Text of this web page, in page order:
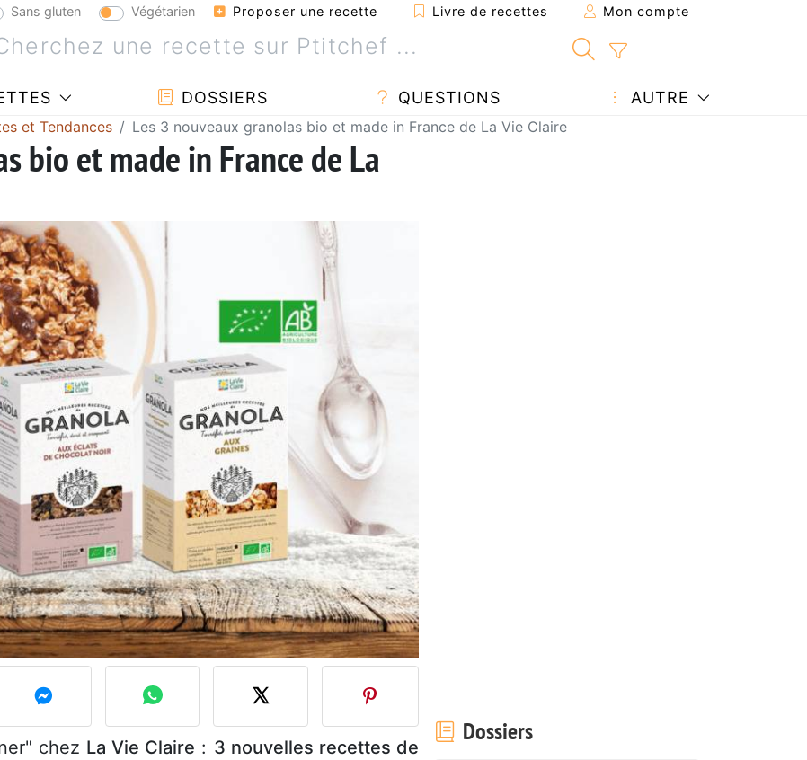
Sans gluten Végétarien Proposer une recette Livre de recettes Mon compte
DOSSIERS QUESTIONS AUTRE
et Tendances Les 3 nouveaux granolas bio et made in France de La Vie Claire
bio et made in France de La
chez La Vie Claire : 3 nouvelles recettes de
Dossiers